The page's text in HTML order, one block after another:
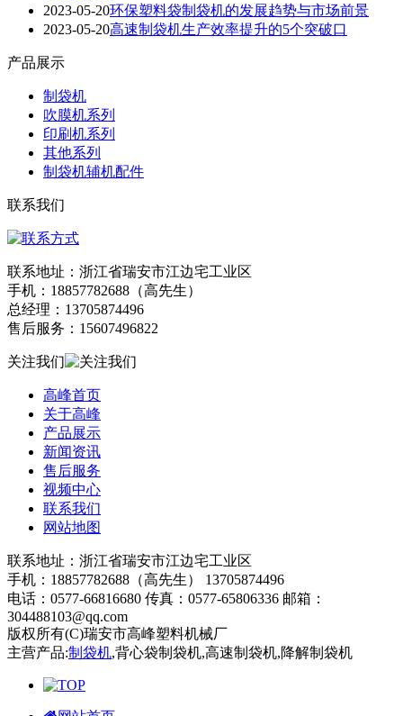
2023-05-20环保塑料袋制袋机的发展趋势与市场前景
2023-05-20高速制袋机生产效率提升的5个突破口
产品展示
制袋机
吹膜机系列
印刷机系列
其他系列
制袋机辅机配件
联系我们
联系地址：浙江省瑞安市江边宅工业区
手机：18857782688（高先生）
总经理：13705874496
售后服务：15607496822
关注我们
高峰首页
关于高峰
产品展示
新闻资讯
售后服务
视频中心
联系我们
网站地图
联系地址：浙江省瑞安市江边宅工业区
手机：18857782688（高先生） 13705874496
电话：0577-66816680 传真：0577-65806336 邮箱：
304488103@qq.com
版权所有(C)瑞安市高峰塑料机械厂
主营产品:制袋机,背心袋制袋机,高速制袋机,降解制袋机